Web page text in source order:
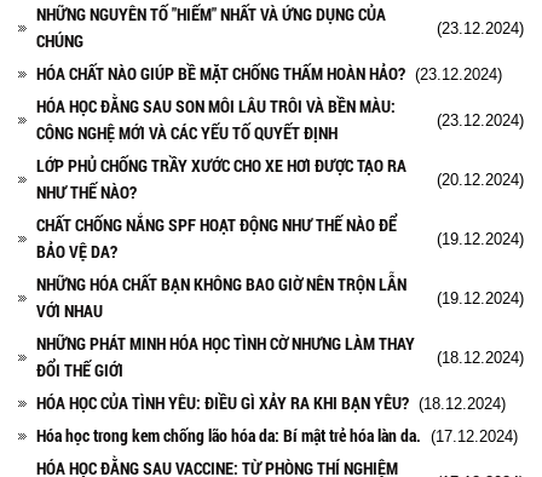
NHỮNG NGUYÊN TỐ "HIẾM" NHẤT VÀ ỨNG DỤNG CỦA
CHÚNG
(23.12.2024)
HÓA CHẤT NÀO GIÚP BỀ MẶT CHỐNG THẤM HOÀN HẢO? (23.12.2024)
HÓA HỌC ĐẰNG SAU SON MÔI LÂU TRÔI VÀ BỀN MÀU:
CÔNG NGHỆ MỚI VÀ CÁC YẾU TỐ QUYẾT ĐỊNH
(23.12.2024)
LỚP PHỦ CHỐNG TRẦY XƯỚC CHO XE HƠI ĐƯỢC TẠO RA
NHƯ THẾ NÀO?
(20.12.2024)
CHẤT CHỐNG NẮNG SPF HOẠT ĐỘNG NHƯ THẾ NÀO ĐỂ
BẢO VỆ DA?
(19.12.2024)
NHỮNG HÓA CHẤT BẠN KHÔNG BAO GIỜ NÊN TRỘN LẪN
VỚI NHAU
(19.12.2024)
NHỮNG PHÁT MINH HÓA HỌC TÌNH CỜ NHƯNG LÀM THAY
ĐỔI THẾ GIỚI
(18.12.2024)
HÓA HỌC CỦA TÌNH YÊU: ĐIỀU GÌ XẢY RA KHI BẠN YÊU? (18.12.2024)
Hóa học trong kem chống lão hóa da: Bí mật trẻ hóa làn da. (17.12.2024)
HÓA HỌC ĐẰNG SAU VACCINE: TỪ PHÒNG THÍ NGHIỆM